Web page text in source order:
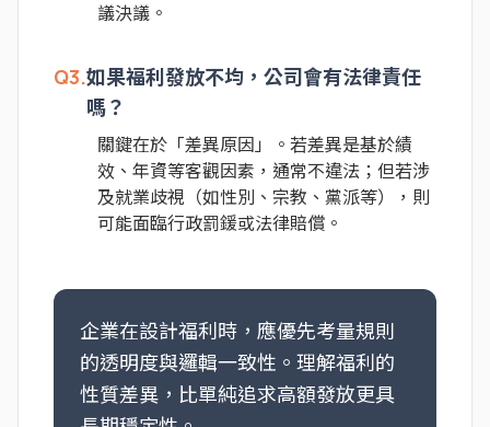
議決議。
Q3.如果福利發放不均，公司會有法律責任
嗎？
關鍵在於「差異原因」。若差異是基於績
效、年資等客觀因素，通常不違法；但若涉
及就業歧視（如性別、宗教、黨派等），則
可能面臨行政罰鍰或法律賠償。
企業在設計福利時，應優先考量規則
的透明度與邏輯一致性。理解福利的
性質差異，比單純追求高額發放更具